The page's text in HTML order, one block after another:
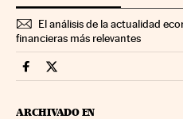
El análisis de la actualidad
financieras más relevantes
Companias Cinco Días en
Companias Cinco Días
ARCHIVADO EN